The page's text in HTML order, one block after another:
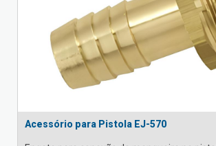
Acessório para Pistola EJ-570